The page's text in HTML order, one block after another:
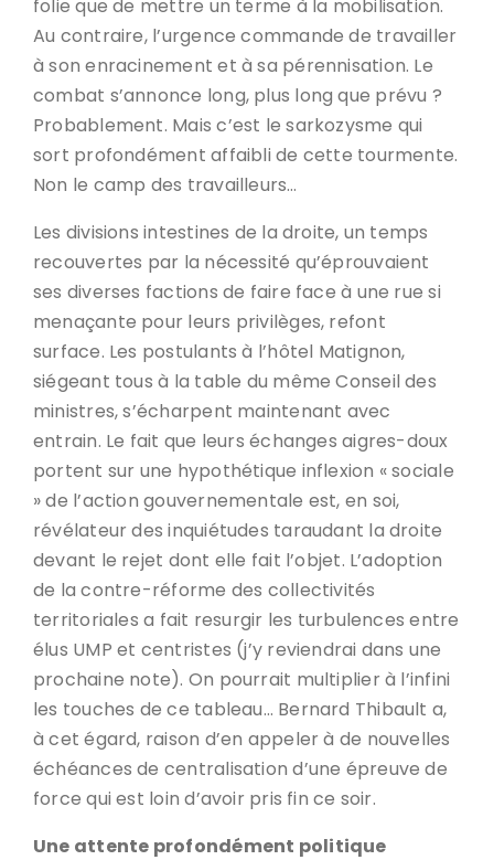
folie que de mettre un terme à la mobilisation.
Au contraire, l’urgence commande de travailler
à son enracinement et à sa pérennisation. Le
combat s’annonce long, plus long que prévu ?
Probablement. Mais c’est le sarkozysme qui
sort profondément affaibli de cette tourmente.
Non le camp des travailleurs…
Les divisions intestines de la droite, un temps
recouvertes par la nécessité qu’éprouvaient
ses diverses factions de faire face à une rue si
menaçante pour leurs privilèges, refont
surface. Les postulants à l’hôtel Matignon,
siégeant tous à la table du même Conseil des
ministres, s’écharpent maintenant avec
entrain. Le fait que leurs échanges aigres-doux
portent sur une hypothétique inflexion « sociale
» de l’action gouvernementale est, en soi,
révélateur des inquiétudes taraudant la droite
devant le rejet dont elle fait l’objet. L’adoption
de la contre-réforme des collectivités
territoriales a fait resurgir les turbulences entre
élus UMP et centristes (j’y reviendrai dans une
prochaine note). On pourrait multiplier à l’infini
les touches de ce tableau… Bernard Thibault a,
à cet égard, raison d’en appeler à de nouvelles
échéances de centralisation d’une épreuve de
force qui est loin d’avoir pris fin ce soir.
Une attente profondément politique